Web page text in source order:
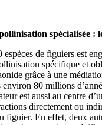
spécialisée :
espèces de figuiers est
spécifique et
grâce à une
80 millions
est aussi au centre
directement ou
figuier. En effet, deux